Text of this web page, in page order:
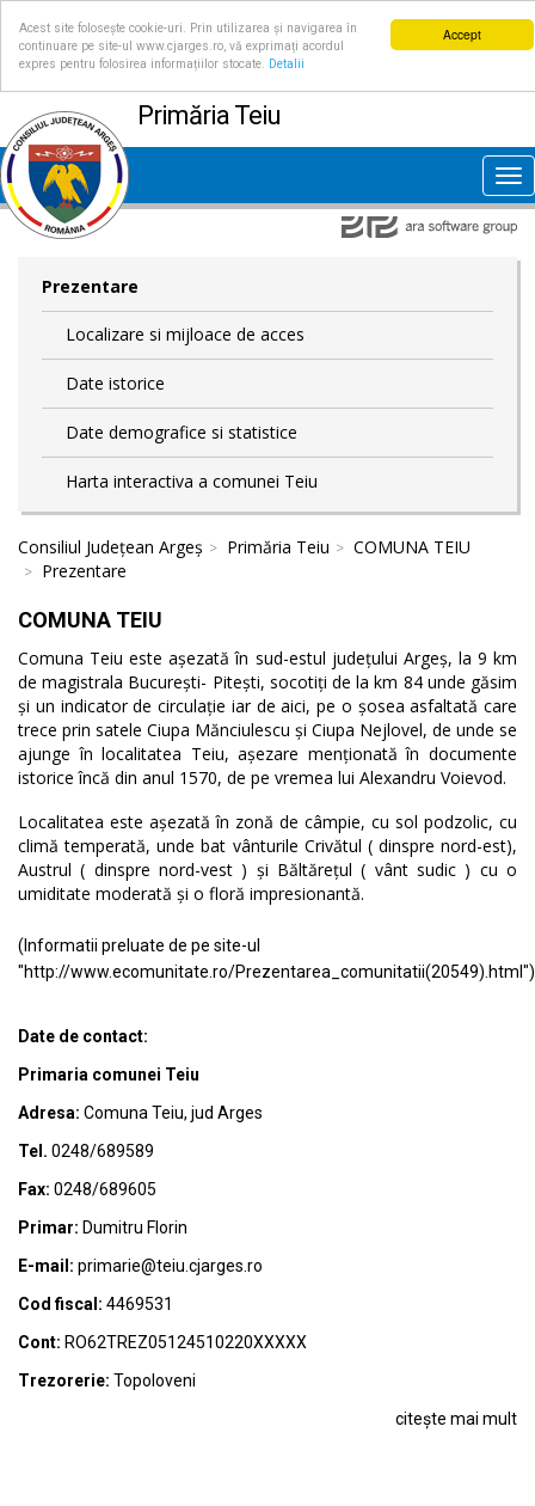
Accept
Acest site folosește cookie-uri. Prin utilizarea și navigarea în
continuare pe site-ul www.cjarges.ro, vă exprimați acordul
expres pentru folosirea informațiilor stocate.
Detalii
Primăria Teiu
Prezentare
Localizare si mijloace de acces
Date istorice
Date demografice si statistice
Harta interactiva a comunei Teiu
Consiliul Județean Argeș Primăria Teiu
COMUNA TEIU
Prezentare
COMUNA TEIU
Comuna Teiu este așezată în sud-estul județului Argeș, la 9 km
de magistrala București- Pitești, socotiți de la km 84 unde găsim
și un indicator de circulație iar de aici, pe o șosea asfaltată care
trece prin satele Ciupa Mănciulescu și Ciupa Nejlovel, de unde se
ajunge în localitatea Teiu, așezare menționată în documente
istorice încă din anul 1570, de pe vremea lui Alexandru Voievod.
Localitatea este așezată în zonă de câmpie, cu sol podzolic, cu
climă temperată, unde bat vânturile Crivătul ( dinspre nord-est),
Austrul ( dinspre nord-vest ) și Băltărețul ( vânt sudic ) cu o
umiditate moderată și o floră impresionantă.
(Informatii preluate de pe site-ul
"http://www.ecomunitate.ro/Prezentarea_comunitatii(20549).html")
Date de contact:
Primaria comunei Teiu
Adresa: Comuna Teiu, jud Arges
Tel. 0248/689589
Fax: 0248/689605
Primar: Dumitru Florin
E-mail: primarie@teiu.cjarges.ro
Cod fiscal: 4469531
Cont: RO62TREZ05124510220XXXXX
Trezorerie: Topoloveni
citește mai mult